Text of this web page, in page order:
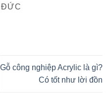
ĐỨC
Gỗ công nghiệp Acrylic là gì?
Có tốt như lời đồn